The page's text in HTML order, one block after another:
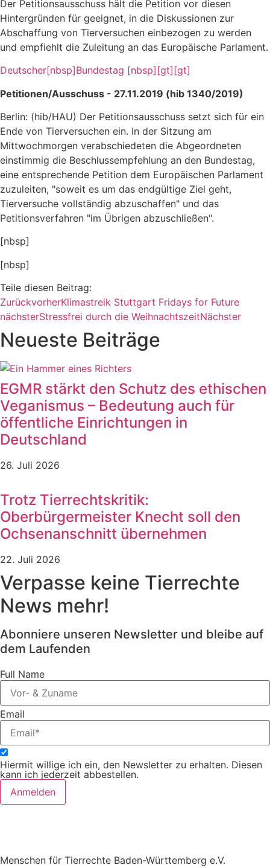
Der Petitionsausschuss hält die Petition vor diesen
Hintergründen für geeignet, in die Diskussionen zur
Abschaffung von Tierversuchen einbezogen zu werden
und empfiehlt die Zuleitung an das Europäische Parlament.
Deutscher[nbsp]Bundestag [nbsp][gt][gt]
Petitionen/Ausschuss - 27.11.2019 (hib 1340/2019)
Berlin: (hib/HAU) Der Petitionsausschuss setzt sich für ein
Ende von Tierversuchen ein. In der Sitzung am
Mittwochmorgen verabschiedeten die Abgeordneten
einstimmig die Beschlussempfehlung an den Bundestag,
eine entsprechende Petition dem Europäischen Parlament
zuzuleiten, "soweit es um das endgültige Ziel geht,
Tierversuche vollständig abzuschaffen" und das
Petitionsverfahren "im Übrigen abzuschließen".
[nbsp]
[nbsp]
Teile diesen Beitrag:
ZurückvorherKlimastreik Stuttgart Fridays for Future
nächsterStressfrei durch die WeihnachtszeitNächster
Neueste Beiträge
EGMR stärkt den Schutz des ethischen
Veganismus – Bedeutung auch für
öffentliche Einrichtungen in
Deutschland
26. Juli 2026
Trotz Tierrechtskritik:
Oberbürgermeister Knecht soll den
Ochsenanschnitt übernehmen
22. Juli 2026
Verpasse keine Tierrechte
News mehr!
Abonniere unseren Newsletter und bleibe auf
dem Laufenden
Full Name
Email
Hiermit willige ich ein, den Newsletter zu erhalten. Diesen
kann ich jederzeit abbestellen.
Anmelden
Menschen für Tierrechte Baden-Württemberg e.V.